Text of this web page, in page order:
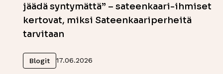
jäädä syntymättä” – sateenkaari-ihmiset
kertovat, miksi Sateenkaariperheitä
tarvitaan
Blogit 17.06.2026